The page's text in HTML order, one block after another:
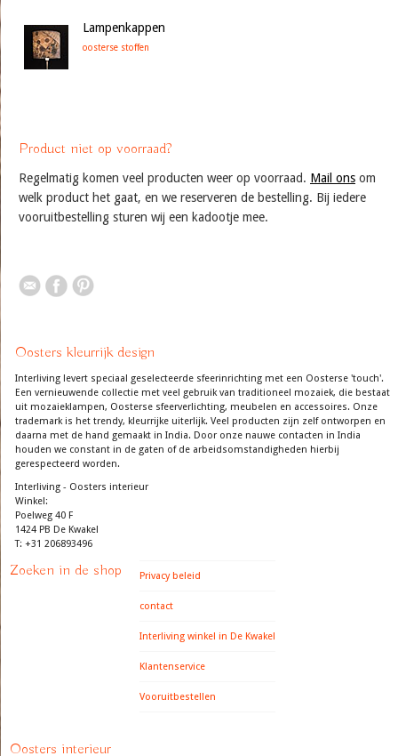
Lampenkappen
oosterse stoffen
Product niet op voorraad?
Regelmatig komen veel producten weer op voorraad. Mail ons om
welk product het gaat, en we reserveren de bestelling. Bij iedere
vooruitbestelling sturen wij een kadootje mee.
Oosters kleurrijk design
Interliving levert speciaal geselecteerde sfeerinrichting met een Oosterse 'touch'.
Een vernieuwende collectie met veel gebruik van traditioneel mozaiek, die bestaat
uit mozaieklampen, Oosterse sfeerverlichting, meubelen en accessoires. Onze
trademark is het trendy, kleurrijke uiterlijk. Veel producten zijn zelf ontworpen en
daarna met de hand gemaakt in India. Door onze nauwe contacten in India
houden we constant in de gaten of de arbeidsomstandigheden hierbij
gerespecteerd worden.
Interliving - Oosters interieur
Winkel:
Poelweg 40 F
1424 PB De Kwakel
T: +31 206893496
Zoeken in de shop Privacy beleid
contact
Interliving winkel in De Kwakel
Klantenservice
Vooruitbestellen
Oosters interieur